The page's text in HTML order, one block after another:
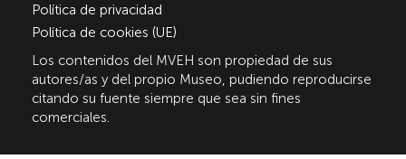
Política de privacidad
Política de cookies (UE)
Los contenidos del MVEH son propiedad de sus
autores/as y del propio Museo, pudiendo reproducirse
citando su fuente siempre que sea sin fines
comerciales.